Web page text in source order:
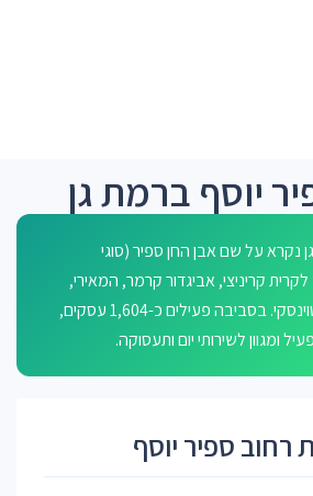
יוסף ברמת גן
נקרא על שם אבן החן ספיר (סוגי
קריניצי, אביגדור קרמר, המאירי,
האחות חיה והאחים ליטוינסקי. בסביבה פעילים כ-1,604 עסקים,
ומגוון לשירותי יום ותעסוקה.
רחוב ספיר יוסף